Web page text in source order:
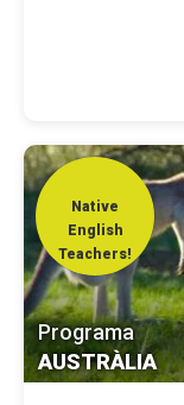
Native
English
Teachers!
Programa
AUSTRÀLIA
Fes un donatiu
Treballa amb